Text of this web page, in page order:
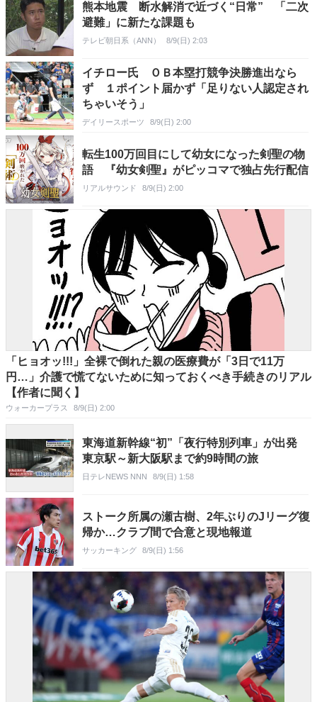
熊本地震 断水解消で近づく“日常” 「二次
避難」に新たな課題も
テレビ朝日系（ANN） 8/9(日) 2:03
イチロー氏 ＯＢ本塁打競争決勝進出なら
ず １ポイント届かず「足りない人認定され
ちゃいそう」
デイリースポーツ 8/9(日) 2:00
転生100万回目にして幼女になった剣聖の物
語 『幼女剣聖』がピッコマで独占先行配信
リアルサウンド 8/9(日) 2:00
「ヒョオッ!!!」全裸で倒れた親の医療費が「3日で11万
円…」介護で慌てないために知っておくべき手続きのリアル
【作者に聞く】
ウォーカープラス 8/9(日) 2:00
東海道新幹線“初”「夜行特別列車」が出発
東京駅～新大阪駅まで約9時間の旅
日テレNEWS NNN 8/9(日) 1:58
ストーク所属の瀬古樹、2年ぶりのJリーグ復
帰か…クラブ間で合意と現地報道
サッカーキング 8/9(日) 1:56